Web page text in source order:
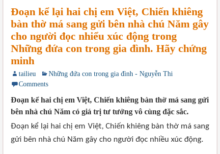
Đoạn kể lại hai chị em Việt, Chiến khiêng
bàn thờ má sang gửi bên nhà chú Năm gây
cho người đọc nhiểu xúc động trong
Những đứa con trong gia đình. Hãy chứng
minh
tailieu
Những đứa con trong gia đình - Nguyễn Thi
Comments
Đoạn kể hai chị em Việt, Chiến khiêng bàn thờ má sang gửi
bên nhà chú Năm có giá trị tư tưởng vô cùng đặc sắc.
Đoạn kể lại hai chị em Việt, Chiến khiêng bàn thờ má sang
gửi bên nhà chú Năm gây cho người đọc nhiều xúc động.